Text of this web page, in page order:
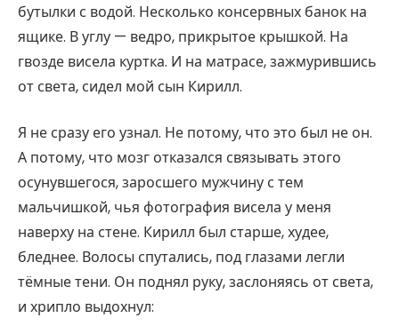
бутылки с водой. Несколько консервных банок на
ящике. В углу — ведро, прикрытое крышкой. На
гвозде висела куртка. И на матрасе, зажмурившись
от света, сидел мой сын Кирилл.
Я не сразу его узнал. Не потому, что это был не он.
А потому, что мозг отказался связывать этого
осунувшегося, заросшего мужчину с тем
мальчишкой, чья фотография висела у меня
наверху на стене. Кирилл был старше, худее,
бледнее. Волосы спутались, под глазами легли
тёмные тени. Он поднял руку, заслоняясь от света,
и хрипло выдохнул: